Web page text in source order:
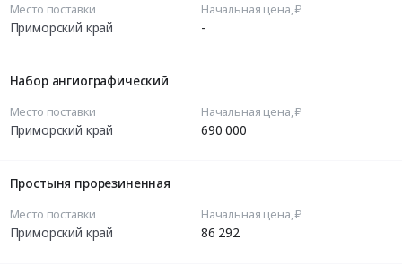
Место поставки
Приморский край
Начальная цена, ₽
-
Набор ангиографический
Место поставки
Приморский край
Начальная цена, ₽
690 000
Простыня прорезиненная
Место поставки
Приморский край
Начальная цена, ₽
86 292